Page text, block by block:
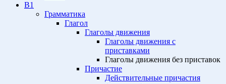
B1
Грамматика
Глагол
Глаголы движения
Глаголы движения с
приставками
Глаголы движения без приставок
Причастие
Действительные причастия